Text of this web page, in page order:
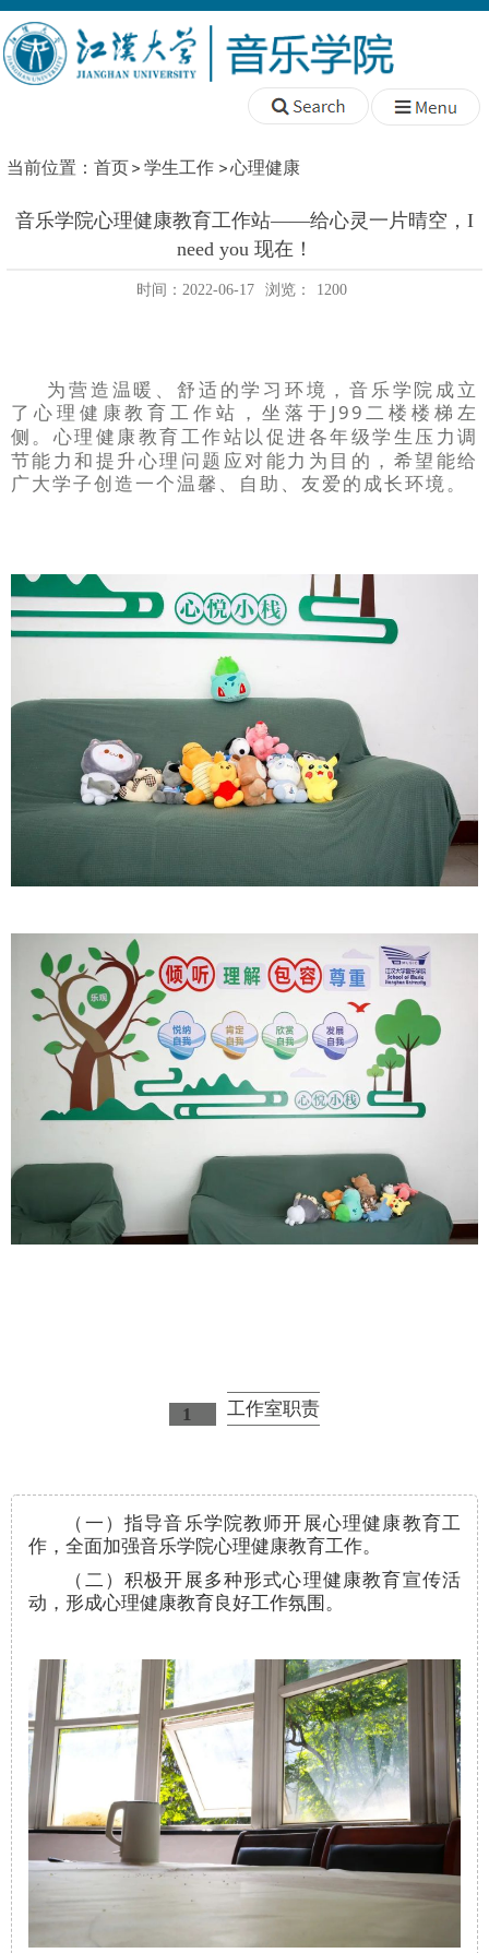
当前位置： 首页 学生工作 心理健康
音乐学院心理健康教育工作站——给心灵一片晴空，I
need you 现在！
时间：2022-06-17 浏览： 1200
为营造温暖、舒适的学习环境，音乐学院成立
了 心理健康教育工作站 ，坐落于J99二楼楼梯左
侧。 心理健康教育工作站以促进各年级学生压力调
节能力和提升心理问题应对能力为目的，希望能给
广大学子创造一个温馨、自助、友爱的成长环境。
1 工作室职责
（一）指导音乐学院教师开展心理健康教育工
作，全面加强音乐学院心理健康教育工作。
（二）积极开展多种形式心理健康教育宣传活
动，形成心理健康教育良好工作氛围。